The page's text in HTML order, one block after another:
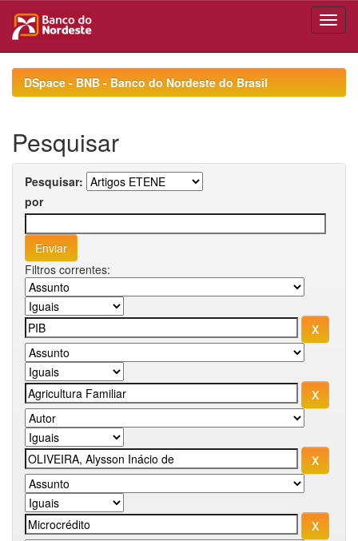
navigationDSpace - BNB - Banco do Nordeste do Brasil
Pesquisar
Pesquisar:
por
Filtros correntes: